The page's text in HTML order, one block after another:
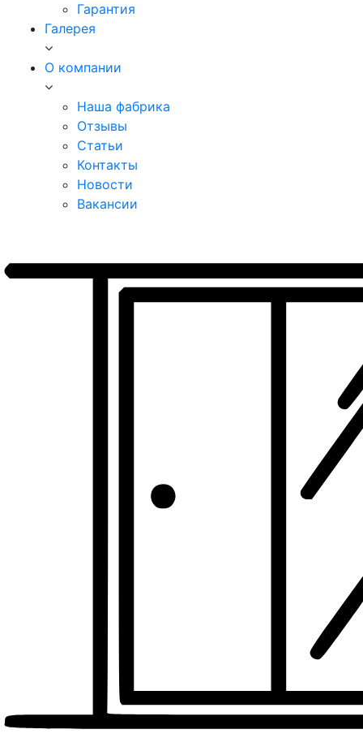
Гарантия
Галерея
О компании
Наша фабрика
Отзывы
Статьи
Контакты
Новости
Вакансии